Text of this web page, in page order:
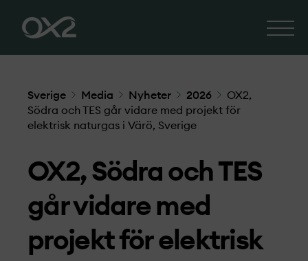
Sverige Media Nyheter 2026
OX2,
Södra och TES går vidare med projekt­ för
elektrisk naturgas i Värö, Sverige
OX2, Södra och TES
går vidare med
projekt­ för elektrisk